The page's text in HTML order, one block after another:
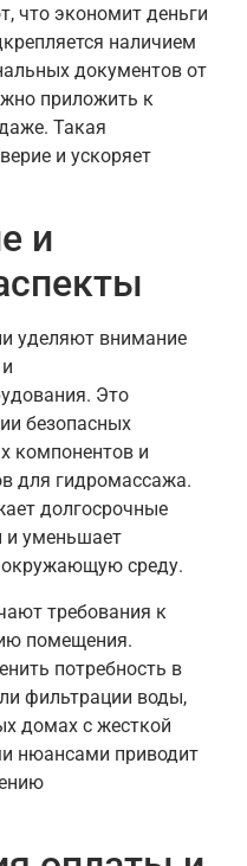
что экономит деньги
наличием
документов от
приложить к
Такая
и ускоряет
и
уделяют внимание
Это
безопасных
компонентов и
для гидромассажа.
долгосрочные
и уменьшает
окружающую среду.
требования к
помещения.
потребность в
фильтрации воды,
домах с жесткой
нюансами приводит